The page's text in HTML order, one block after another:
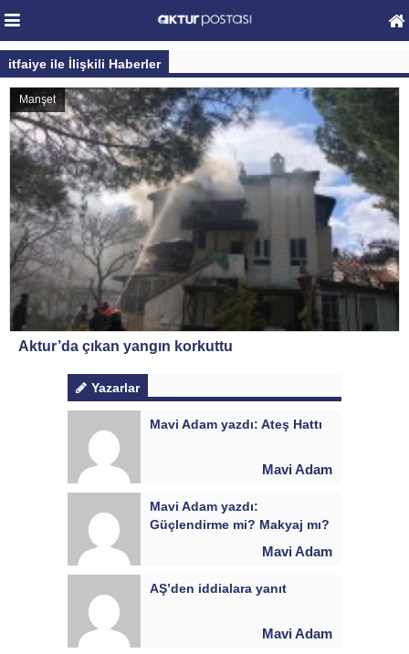
itfaiye ile İlişkili Haberler
Manşet
Aktur’da çıkan yangın korkuttu
Yazarlar
Mavi Adam yazdı: Ateş Hattı
Mavi Adam
Mavi Adam yazdı:
Güçlendirme mi? Makyaj mı?
Mavi Adam
AŞ’den iddialara yanıt
Mavi Adam